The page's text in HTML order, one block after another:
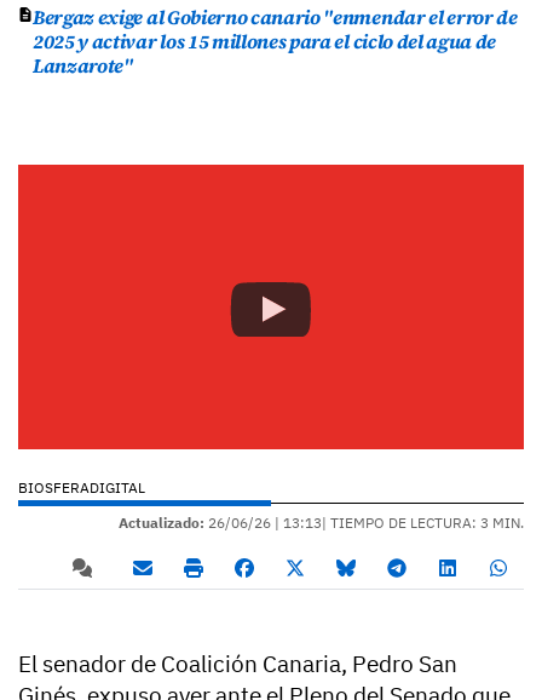
Bergaz exige al Gobierno canario "enmendar el error de
2025 y activar los 15 millones para el ciclo del agua de
Lanzarote"
BIOSFERADIGITAL
Actualizado: 26/06/26 | 13:13| TIEMPO DE LECTURA: 3 MIN.
El senador de Coalición Canaria, Pedro San